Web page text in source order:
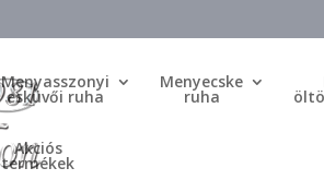
Menyasszonyi
esküvői ruha
Menyecske
ruha
Akciós
termékek